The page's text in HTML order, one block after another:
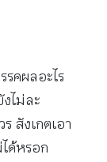
รคผลอะไร
ไม่ละ
สังเกตเอา
ด้หรอก